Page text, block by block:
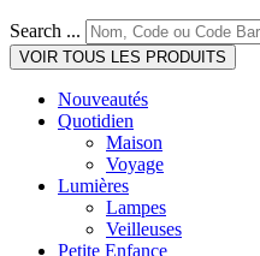
Search ...
VOIR TOUS LES PRODUITS
Nouveautés
Quotidien
Maison
Voyage
Lumières
Lampes
Veilleuses
Petite Enfance